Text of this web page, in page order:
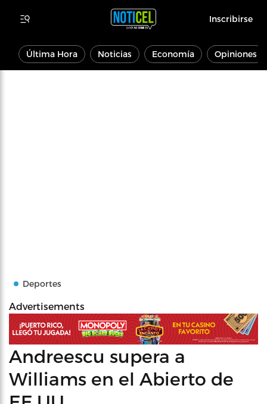
Inscribirse
Última Hora Noticias Economía Opiniones
Deportes
Advertisements
Andreescu supera a
Williams en el Abierto de